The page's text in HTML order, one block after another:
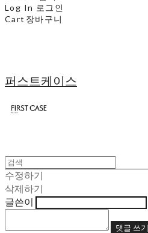
Log In 로그인
Cart 장바구니
퍼스트케이스
수정하기
삭제하기
글쓴이
댓글 쓰기